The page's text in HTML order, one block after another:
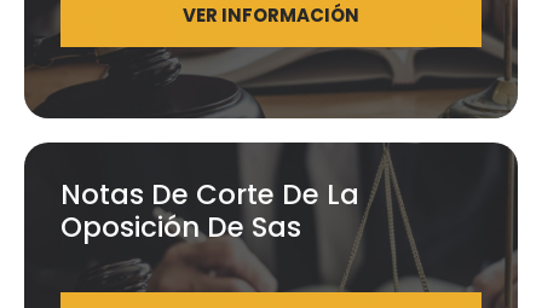
VER INFORMACIÓN
Notas De Corte De La
Oposición De Sas